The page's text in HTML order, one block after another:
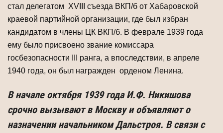
стал делегатом ХVIII съезда ВКП/б от Хабаровской
краевой партийной организации, где был избран
кандидатом в члены ЦК ВКП/б. В феврале 1939 года
ему было присвоено звание комиссара
госбезопасности III ранга, а впоследствии, в апреле
1940 года, он был награжден орденом Ленина.
В начале октября 1939 года И.Ф. Никишова
срочно вызывают в Москву и объявляют о
назначении начальником Дальстроя. В связи с